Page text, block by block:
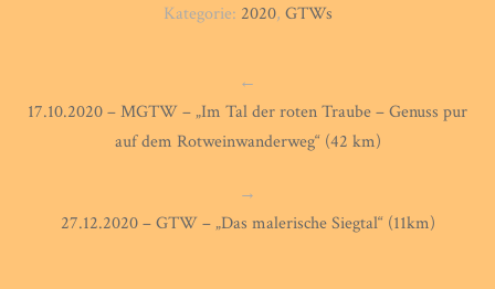
Kategorie: 2020, GTWs
←
17.10.2020 – MGTW – „Im Tal der roten Traube – Genuss pur
auf dem Rotweinwanderweg“ (42 km)
→
27.12.2020 – GTW – „Das malerische Siegtal“ (11km)